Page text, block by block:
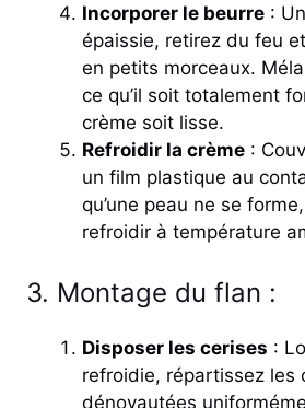
Incorporer le beurre :
épaissie, retirez du feu
en petits morceaux.
ce qu’il soit totalement
crème soit lisse.
Refroidir la crème :
un film plastique au
qu’une peau ne se
refroidir à température
3. Montage du flan :
Disposer les cerises :
refroidie, répartissez les
dénoyautées